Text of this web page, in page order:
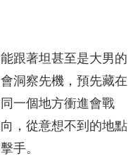
跟著坦甚至是大男的
洞察先機，預先藏在
一個地方衝進會戰
，從意想不到的地點
手。